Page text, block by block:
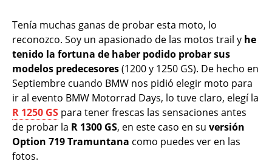
Tenía muchas ganas de probar esta moto, lo
reconozco. Soy un apasionado de las motos trail y he
tenido la fortuna de haber podido probar sus
modelos predecesores(1200 y 1250 GS). De hecho en
Septiembre cuando BMW nos pidió elegir moto para
ir al evento BMW Motorrad Days, lo tuve claro, elegí la
R 1250 GS para tener frescas las sensaciones antes
de probar la R 1300 GS, en este caso en su versión
Option 719 Tramuntana como puedes ver en las
fotos.